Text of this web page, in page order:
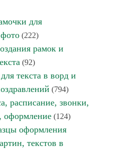
для
(222)
рамок и
(92)
текста в ворд и
(794)
расписание, звонки,
оформление(124)
оформления
текстов в